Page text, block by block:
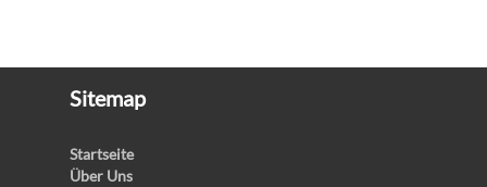
Sitemap
Startseite
Über Uns